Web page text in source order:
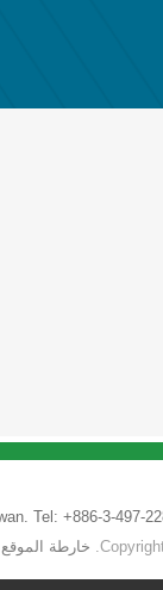
Tel: +886-3-497-
خارطة الموقع